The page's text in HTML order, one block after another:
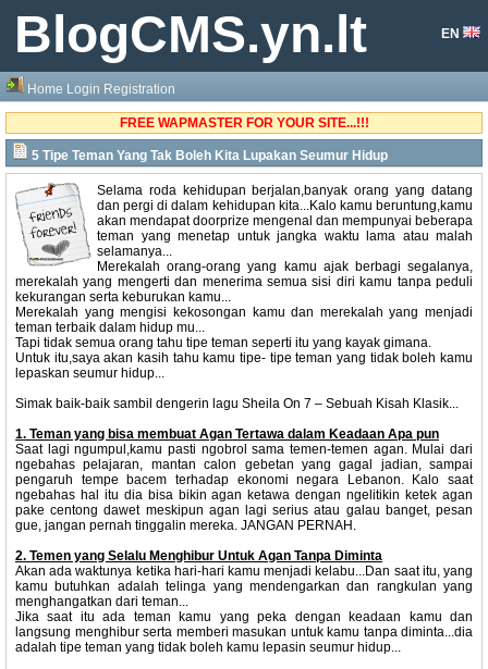
BlogCMS.yn.lt EN
Home Login Registration
FREE WAPMASTER FOR YOUR SITE...!!!
5 Tipe Teman Yang Tak Boleh Kita Lupakan Seumur Hidup
Selama roda kehidupan berjalan,banyak orang yang datang
dan pergi di dalam kehidupan kita...Kalo kamu beruntung,kamu
akan mendapat doorprize mengenal dan mempunyai beberapa
teman yang menetap untuk jangka waktu lama atau malah
selamanya...
Merekalah orang-orang yang kamu ajak berbagi segalanya,
merekalah yang mengerti dan menerima semua sisi diri kamu tanpa peduli
kekurangan serta keburukan kamu...
Merekalah yang mengisi kekosongan kamu dan merekalah yang menjadi
teman terbaik dalam hidup mu...
Tapi tidak semua orang tahu tipe teman seperti itu yang kayak gimana.
Untuk itu,saya akan kasih tahu kamu tipe- tipe teman yang tidak boleh kamu
lepaskan seumur hidup...
Simak baik-baik sambil dengerin lagu Sheila On 7 – Sebuah Kisah Klasik...
1. Teman yang bisa membuat Agan Tertawa dalam Keadaan Apa pun
Saat lagi ngumpul,kamu pasti ngobrol sama temen-temen agan. Mulai dari
ngebahas pelajaran, mantan calon gebetan yang gagal jadian, sampai
pengaruh tempe bacem terhadap ekonomi negara Lebanon. Kalo saat
ngebahas hal itu dia bisa bikin agan ketawa dengan ngelitikin ketek agan
pake centong dawet meskipun agan lagi serius atau galau banget, pesan
gue, jangan pernah tinggalin mereka. JANGAN PERNAH.
2. Temen yang Selalu Menghibur Untuk Agan Tanpa Diminta
Akan ada waktunya ketika hari-hari kamu menjadi kelabu...Dan saat itu, yang
kamu butuhkan adalah telinga yang mendengarkan dan rangkulan yang
menghangatkan dari teman...
Jika saat itu ada teman kamu yang peka dengan keadaan kamu dan
langsung menghibur serta memberi masukan untuk kamu tanpa diminta...dia
adalah tipe teman yang tidak boleh kamu lepasin seumur hidup...